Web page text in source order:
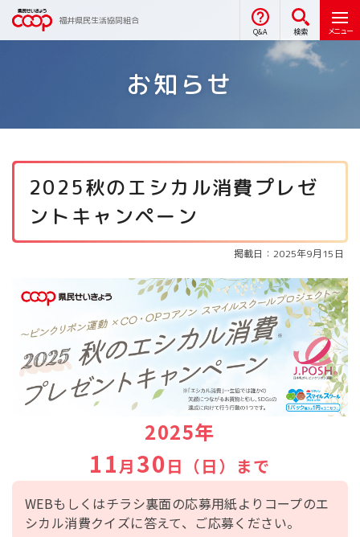
福井県民生活協同組合
Q&A 検索 メニュー
お知らせ
2025秋のエシカル消費プレゼ
ントキャンペーン
掲載日：2025年9月15日
2025年
11月 30日（日）まで
WEBもしくはチラシ裏面の応募用紙よりコープのエ
シカル消費クイズに答えて、ご応募ください。